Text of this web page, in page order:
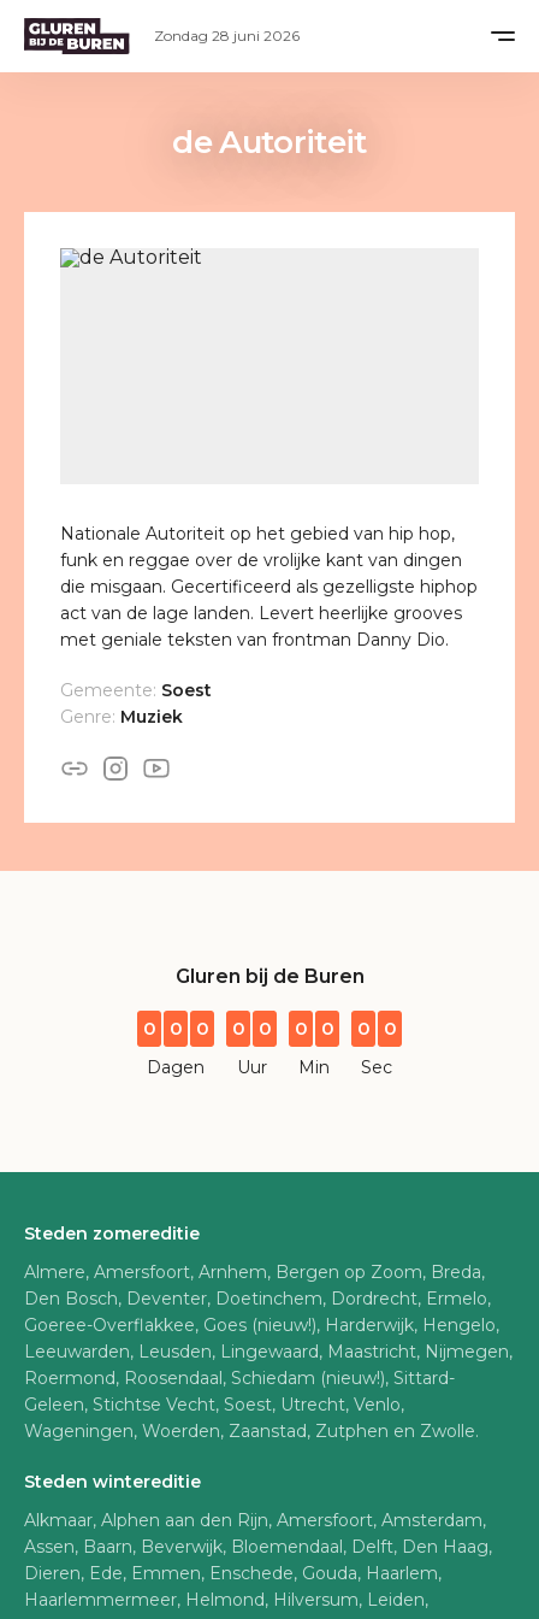
de Autoriteit
Nationale Autoriteit op het gebied van hip hop,
funk en reggae over de vrolijke kant van dingen
die misgaan. Gecertificeerd als gezelligste hiphop
act van de lage landen. Levert heerlijke grooves
met geniale teksten van frontman Danny Dio.
Gemeente: Soest
Genre: Muziek
Gluren bij de Buren
0 0 0
Dagen
0 0
Uur
0 0
Min
0 0
Sec
Steden zomereditie
Almere, Amersfoort, Arnhem, Bergen op Zoom, Breda,
Den Bosch, Deventer, Doetinchem, Dordrecht, Ermelo,
Goeree-Overflakkee, Goes (nieuw!), Harderwijk, Hengelo,
Leeuwarden, Leusden, Lingewaard, Maastricht, Nijmegen,
Roermond, Roosendaal, Schiedam (nieuw!), Sittard-
Geleen, Stichtse Vecht, Soest, Utrecht, Venlo,
Wageningen, Woerden, Zaanstad, Zutphen en Zwolle.
Steden wintereditie
Alkmaar, Alphen aan den Rijn, Amersfoort, Amsterdam,
Assen, Baarn, Beverwijk, Bloemendaal, Delft, Den Haag,
Dieren, Ede, Emmen, Enschede, Gouda, Haarlem,
Haarlemmermeer, Helmond, Hilversum, Leiden,
Zondag 28 juni 2026